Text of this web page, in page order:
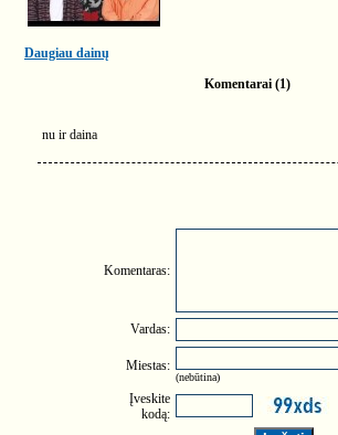
Daugiau dainų
Komentarai (1)
nu ir daina
Komentaras:
Vardas:
Miestas:
(nebūtina)
Įveskite
kodą: